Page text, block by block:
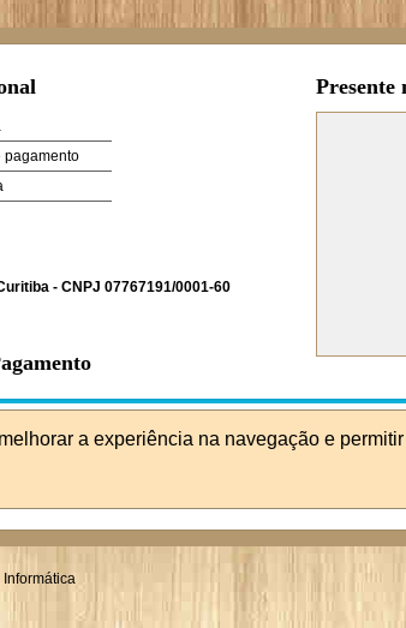
pagamento
- CNPJ 07767191/0001-60
Presente
a experiência na navegação e